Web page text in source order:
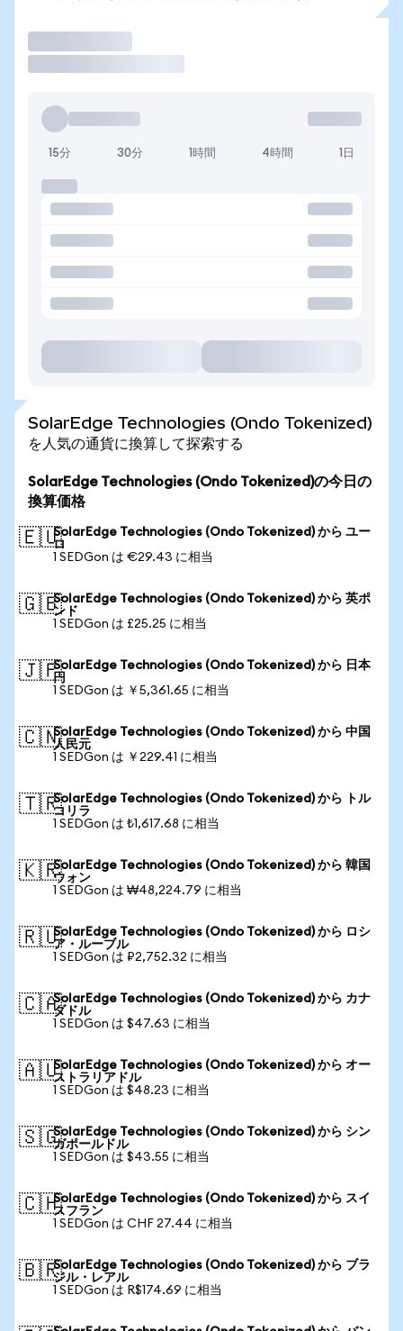
15分 30分 1時間 4時間 1日
SolarEdge Technologies (Ondo Tokenized)
を人気の通貨に換算して探索する
SolarEdge Technologies (Ondo Tokenized)の今日の
換算価格
🇪🇺SolarEdge Technologies (Ondo Tokenized) から ユー
ロ
1 SEDGon は €29.43 に相当
🇬🇧SolarEdge Technologies (Ondo Tokenized) から 英ポ
ンド
1 SEDGon は £25.25 に相当
🇯🇵SolarEdge Technologies (Ondo Tokenized) から 日本
円
1 SEDGon は ￥5,361.65 に相当
🇨🇳SolarEdge Technologies (Ondo Tokenized) から 中国
人民元
1 SEDGon は ￥229.41 に相当
🇹🇷SolarEdge Technologies (Ondo Tokenized) から トル
コリラ
1 SEDGon は ₺1,617.68 に相当
🇰🇷SolarEdge Technologies (Ondo Tokenized) から 韓国
ウォン
1 SEDGon は ₩48,224.79 に相当
🇷🇺SolarEdge Technologies (Ondo Tokenized) から ロシ
ア・ルーブル
1 SEDGon は ₽2,752.32 に相当
🇨🇦SolarEdge Technologies (Ondo Tokenized) から カナ
ダドル
1 SEDGon は $47.63 に相当
🇦🇺SolarEdge Technologies (Ondo Tokenized) から オー
ストラリアドル
1 SEDGon は $48.23 に相当
🇸🇬SolarEdge Technologies (Ondo Tokenized) から シン
ガポールドル
1 SEDGon は $43.55 に相当
🇨🇭SolarEdge Technologies (Ondo Tokenized) から スイ
スフラン
1 SEDGon は CHF 27.44 に相当
🇧🇷SolarEdge Technologies (Ondo Tokenized) から ブラ
ジル・レアル
1 SEDGon は R$174.69 に相当